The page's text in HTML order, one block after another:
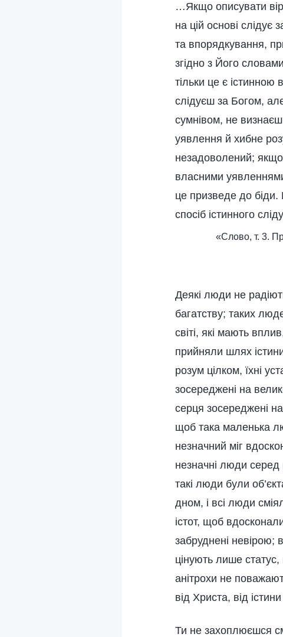
…Якщо описувати
на цій основі
та впорядкування,
згідно з Його
тільки це є
слідуєш за Богом,
сумнівом, не
уявлення й хибне
незадоволений; якщо
власними
це призведе до
спосіб істинного
«Слово, т. 3.
Деякі люди не
багатству; таких
світі, які мають
прийняли шлях
розум цілком, їхні
зосереджені на
серця зосереджені
щоб така маленька
незначний міг
незначні люди
такі люди були
дном, і всі люди
істот, щоб
забруднені невірою;
цінують лише
анітрохи не
від Христа, від
Ти не захоплюєшся